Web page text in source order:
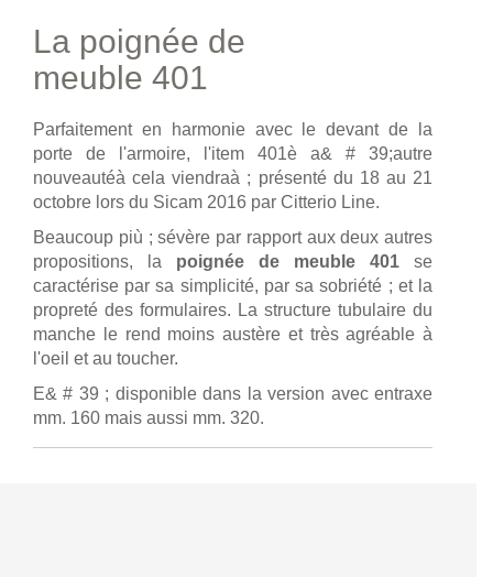
La poignée de
meuble 401
Parfaitement en harmonie avec le devant de la
porte de l'armoire, l'item 401è a& # 39;autre
nouveautéà cela viendraà ; présenté du 18 au 21
octobre lors du Sicam 2016 par Citterio Line.
Beaucoup più ; sévère par rapport aux deux autres
propositions, la poignée de meuble 401 se
caractérise par sa simplicité, par sa sobriété ; et la
propreté des formulaires. La structure tubulaire du
manche le rend moins austère et très agréable à
l'oeil et au toucher.
E& # 39 ; disponible dans la version avec entraxe
mm. 160 mais aussi mm. 320.